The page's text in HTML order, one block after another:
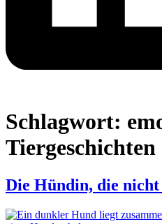
Schlagwort:
Tiergeschichten
Die Hündin, die